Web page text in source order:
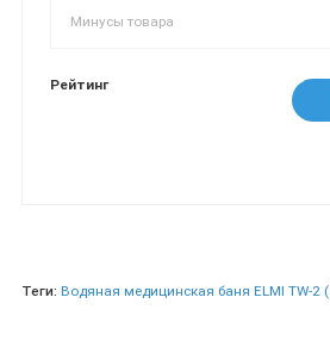
Рейтинг
Теги: Водяная медицинская баня ELMI TW-2